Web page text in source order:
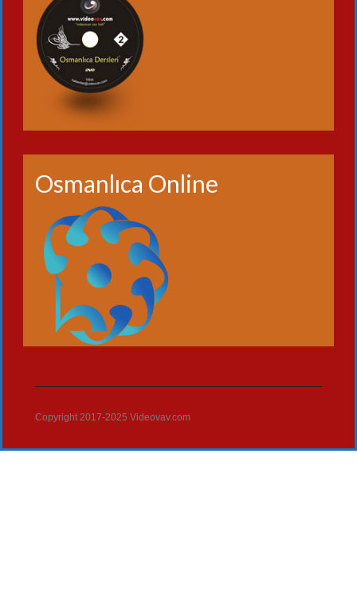
Osmanlıca Online
Copyright 2017-2025 Videovav.com